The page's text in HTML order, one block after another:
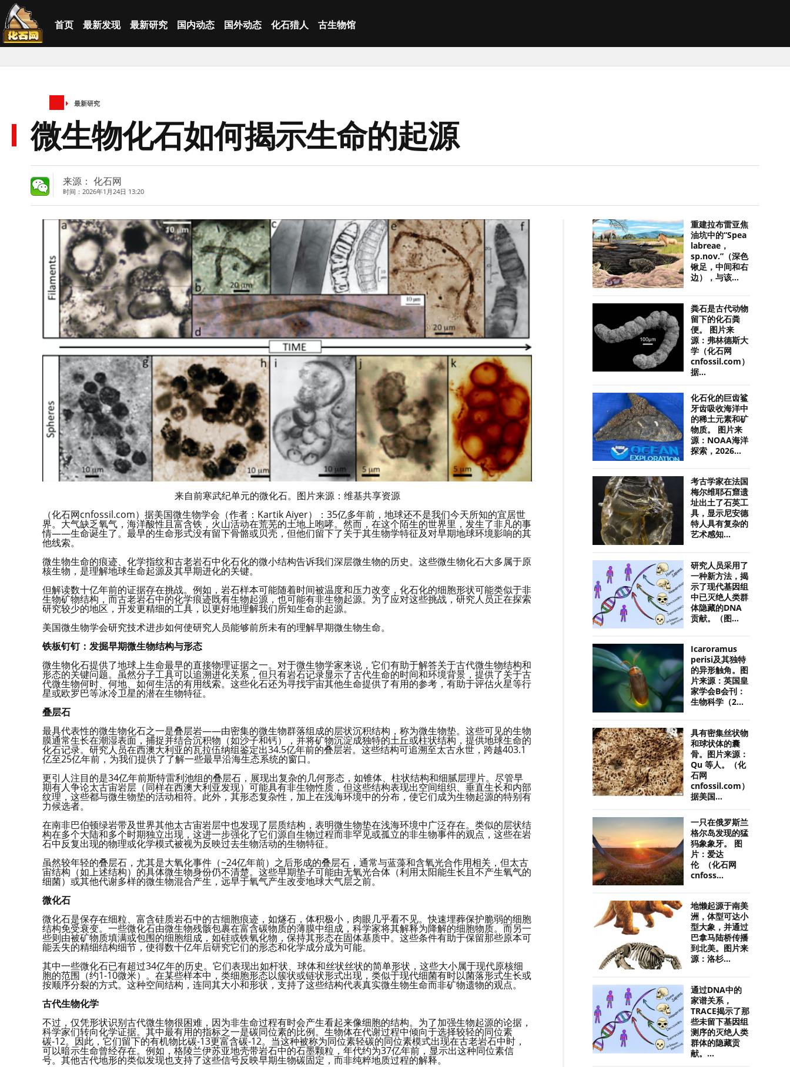
首页 最新发现 最新研究 国内动态 国外动态 化石猎人 古生物馆
最新研究
微生物化石如何揭示生命的起源
来源： 化石网
时间：2026年1月24日 13:20
来自前寒武纪单元的微化石。图片来源：维基共享资源
（化石网cnfossil.com）据美国微生物学会（作者：Kartik Aiyer）：35亿多年前，地球还不是我们今天所知的宜居世
界。大气缺乏氧气，海洋酸性且富含铁，火山活动在荒芜的土地上咆哮。然而，在这个陌生的世界里，发生了非凡的事
情——生命诞生了。最早的生命形式没有留下骨骼或贝壳，但他们留下了关于其生物学特征及对早期地球环境影响的其
他线索。
微生物生命的痕迹、化学指纹和古老岩石中化石化的微小结构告诉我们深层微生物的历史。这些微生物化石大多属于原
核生物，是理解地球生命起源及其早期进化的关键。
但解读数十亿年前的证据存在挑战。例如，岩石样本可能随着时间被温度和压力改变，化石化的细胞形状可能类似于非
生物矿物结构，而古老岩石中的化学痕迹既有生物起源，也可能有非生物起源。为了应对这些挑战，研究人员正在探索
研究较少的地区，开发更精细的工具，以更好地理解我们所知生命的起源。
美国微生物学会研究技术进步如何使研究人员能够前所未有的理解早期微生物生命。
铁板钉钉：发掘早期微生物结构与形态
微生物化石提供了地球上生命最早的直接物理证据之一。对于微生物学家来说，它们有助于解答关于古代微生物结构和
形态的关键问题。虽然分子工具可以追溯进化关系，但只有岩石记录显示了古代生命的时间和环境背景，提供了关于古
代微生物何时、何地、如何生活的有用线索。这些化石还为寻找宇宙其他生命提供了有用的参考，有助于评估火星等行
星或欧罗巴等冰冷卫星的潜在生物特征。
叠层石
最具代表性的微生物化石之一是叠层岩——由密集的微生物群落组成的层状沉积结构，称为微生物垫。这些可见的生物
膜通常生长在潮湿表面，捕捉并结合沉积物（如沙子和钙），并将矿物沉淀成独特的土丘或柱状结构，提供地球生命的
化石记录。研究人员在西澳大利亚的瓦拉伍纳组鉴定出34.5亿年前的叠层岩。这些结构可追溯至太古永世，跨越403.1
亿至25亿年前，为我们提供了了解一些最早沿海生态系统的窗口。
更引人注目的是34亿年前斯特雷利池组的叠层石，展现出复杂的几何形态，如锥体、柱状结构和细腻层理片。尽管早
期有人争论太古宙岩层（同样在西澳大利亚发现）可能具有非生物性质，但这些结构表现出空间组织、垂直生长和内部
纹理，这些都与微生物垫的活动相符。此外，其形态复杂性，加上在浅海环境中的分布，使它们成为生物起源的特别有
力候选者。
在南非巴伯顿绿岩带及世界其他太古宙岩层中也发现了层质结构，表明微生物垫在浅海环境中广泛存在。类似的层状结
构在多个大陆和多个时期独立出现，这进一步强化了它们源自生物过程而非罕见或孤立的非生物事件的观点，这些在岩
石中反复出现的物理或化学模式被视为反映过去生物活动的生物特征。
虽然较年轻的叠层石，尤其是大氧化事件（~24亿年前）之后形成的叠层石，通常与蓝藻和含氧光合作用相关，但太古
宙结构（如上述结构）的具体微生物身份仍不清楚。这些早期垫子可能由无氧光合体（利用太阳能生长且不产生氧气的
细菌）或其他代谢多样的微生物混合产生，远早于氧气产生改变地球大气层之前。
微化石
微化石是保存在细粒、富含硅质岩石中的古细胞痕迹，如燧石，体积极小，肉眼几乎看不见。快速埋葬保护脆弱的细胞
结构免受衰变。一些微化石由微生物残骸包裹在富含碳物质的薄膜中组成，科学家将其解释为降解的细胞物质。而另一
些则由被矿物质填满或包围的细胞组成，如硅或铁氧化物，保持其形态在固体基质中。这些条件有助于保留那些原本可
能丢失的精细结构细节，使得数十亿年后研究它们的形态和化学成分成为可能。
其中一些微化石已有超过34亿年的历史。它们表现出如杆状、球体和丝状丝状的简单形状，这些大小属于现代原核细
胞的范围（约1-10微米）。在某些样本中，类细胞形态以簇状或链状形式出现，类似于现代细菌有时以菌落形式生长或
按顺序分裂的方式。这种空间结构，连同其大小和形状，支持了这些结构代表真实微生物生命而非矿物遗物的观点。
古代生物化学
不过，仅凭形状识别古代微生物很困难，因为非生命过程有时会产生看起来像细胞的结构。为了加强生物起源的论据，
科学家们转向化学证据。其中最有用的指标之一是碳同位素的比例。生物体在代谢过程中倾向于选择较轻的同位素
碳-12。因此，它们留下的有机物比碳-13更富含碳-12。当这种被称为同位素轻碳的同位素模式出现在古老岩石中时，
可以暗示生命曾经存在。例如，格陵兰伊苏亚地壳带岩石中的石墨颗粒，年代约为37亿年前，显示出这种同位素信
号。其他古代地形的类似发现也支持了这些信号反映早期生物碳固定，而非纯粹地质过程的解释。
重建拉布雷亚焦
油坑中的“Spea
labreae，
sp.nov.”（深色
锹足，中间和右
边），与该...
粪石是古代动物
留下的化石粪
便。 图片来
源：弗林德斯大
学（化石网
cnfossil.com）
据...
化石化的巨齿鲨
牙齿吸收海洋中
的稀土元素和矿
物质。 图片来
源：NOAA海洋
探索，2026...
考古学家在法国
梅尔维耶石窟遗
址出土了石英工
具，显示尼安德
特人具有复杂的
艺术感知...
研究人员采用了
一种新方法，揭
示了现代基因组
中已灭绝人类群
体隐藏的DNA
贡献。（图...
Icaroramus
perisi及其独特
的异形触角。图
片来源：英国皇
家学会B会刊：
生物科学（2...
具有密集丝状物
和球状体的囊
骨。图片来源：
Qu 等人。（化
石网
cnfossil.com）
据美国...
一只在俄罗斯兰
格尔岛发现的猛
犸象象牙。 图
片：爱达
伦 （化石网
cnfoss...
地懒起源于南美
洲，体型可达小
型大象，并通过
巴拿马陆桥传播
到北美。图片来
源：洛杉...
通过DNA中的
家谱关系，
TRACE揭示了那
些未留下基因组
测序的灭绝人类
群体的隐藏贡
献。...